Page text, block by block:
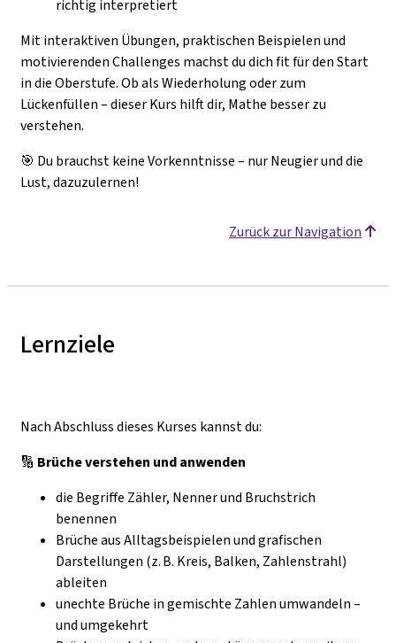
richtig interpretiert
Mit interaktiven Übungen, praktischen Beispielen und
motivierenden Challenges machst du dich fit für den Start
in die Oberstufe. Ob als Wiederholung oder zum
Lückenfüllen – dieser Kurs hilft dir, Mathe besser zu
verstehen.
🎯 Du brauchst keine Vorkenntnisse – nur Neugier und die
Lust, dazuzulernen!
Zurück zur Navigation
Lernziele
Nach Abschluss dieses Kurses kannst du:
🔢 Brüche verstehen und anwenden
die Begriffe Zähler, Nenner und Bruchstrich
benennen
Brüche aus Alltagsbeispielen und grafischen
Darstellungen (z. B. Kreis, Balken, Zahlenstrahl)
ableiten
unechte Brüche in gemischte Zahlen umwandeln –
und umgekehrt